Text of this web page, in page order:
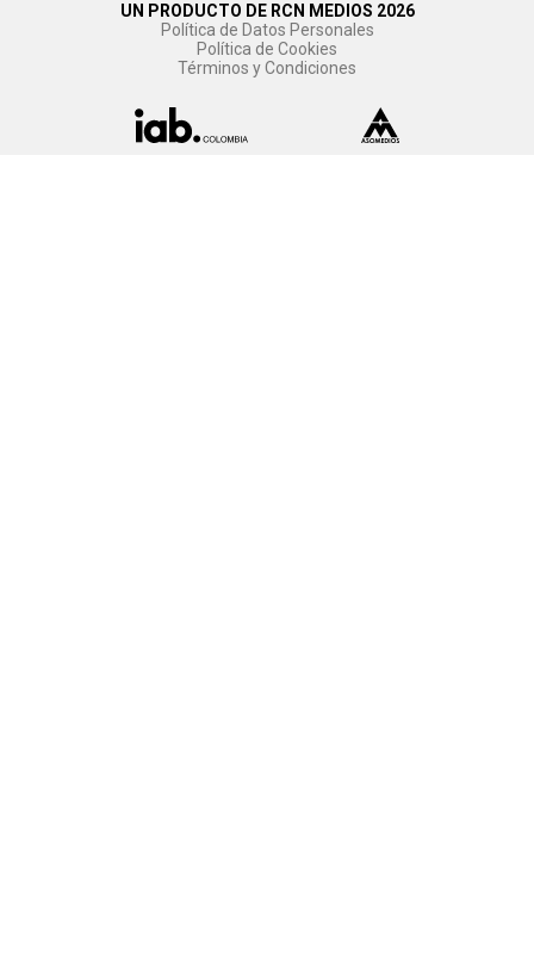
UN PRODUCTO DE RCN MEDIOS 2026
Política de Datos Personales
Política de Cookies
Términos y Condiciones